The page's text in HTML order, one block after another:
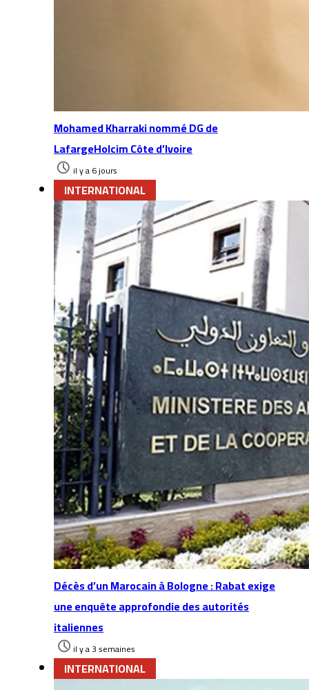
Mohamed Kharraki nommé DG de
LafargeHolcim Côte d’Ivoire
il y a 6 jours
INTERNATIONAL
Décès d’un Marocain à Bologne : Rabat exige
une enquête approfondie des autorités
italiennes
il y a 3 semaines
INTERNATIONAL